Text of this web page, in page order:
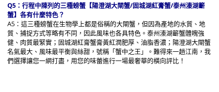
Q5：行程中陳列的三種螃蟹【陽澄湖大閘蟹/固城湖紅膏蟹/泰州溱湖籪
蟹】各有什麼特色？
A5：這三種螃蟹在生物學上都是俗稱的大閘蟹，但因為產地的水質、地
質、捕捉方式等略有不同，因此風味也各具特色。泰州溱湖籪蟹體魄強
健、肉質最緊實；固城湖紅膏蟹膏黃紅潤肥厚、油脂香濃；陽澄湖大閘蟹
名氣最大、風味最平衡與絲甜，號稱「蟹中之王」。難得來一趟江南，我
們選擇讓您一網打盡，用您的味蕾進行一場最奢華的橫向評比！